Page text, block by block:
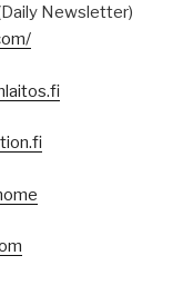
Newsletter)